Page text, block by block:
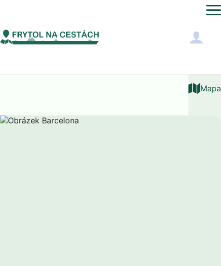
Jižní Amerika Venezuela
Mapa